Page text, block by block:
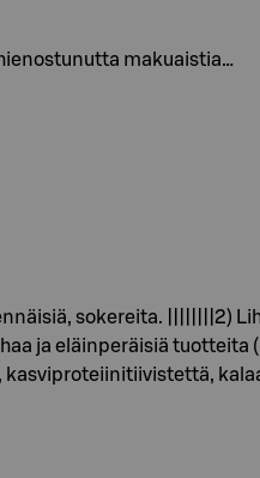
makuaistia…
sokereita. ||||||||2)
ja eläinperäisiä tuotteita
kasviproteiinitiivistettä,